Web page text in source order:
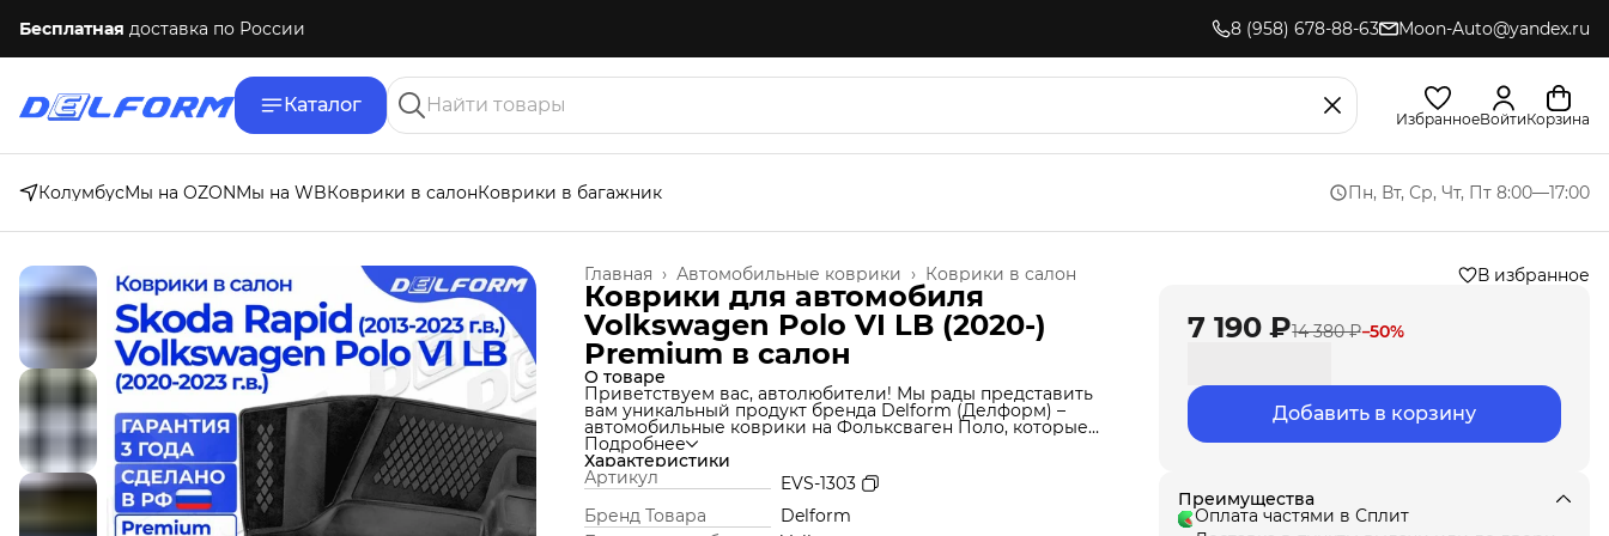
Бесплатная доставка по России 8 (958) 678-88-63 Moon-Auto@yandex.ru
Каталог
ИзбранноеВойтиКорзина
КолумбусМы на OZONМы на WBКоврики в салонКоврики в багажник Пн, Вт, Ср, Чт, Пт 8:00—17:00
Коврики в салон
Автомобильные коврики ›
Главная ›
Коврики для автомобиля
Volkswagen Polo VI LB (2020-)
Premium в cалон
О товаре
Приветствуем вас, автолюбители! Мы рады представить
вам уникальный продукт бренда Delform (Делформ) –
автомобильные коврики на Фольксваген Поло, которые
станут незаменимым аксессуаром для вашего автомобиля.
Мы используем уникальную технологию производства,
которая позволяет нам создавать коврики из материала
термоэластопласт (ТЭП), который идеально подходит под
салон автомобиля и обеспечивает надежную защиту от
грязи и влаги. Но это еще не все! Продукт Delform
Подробнее
Характеристики
Артикул
EVS-1303
Бренд Товара
Delform
В избранное
7 190 ₽14 380 ₽−50%
Добавить в корзину
Преимущества
Оплата частями в Сплит